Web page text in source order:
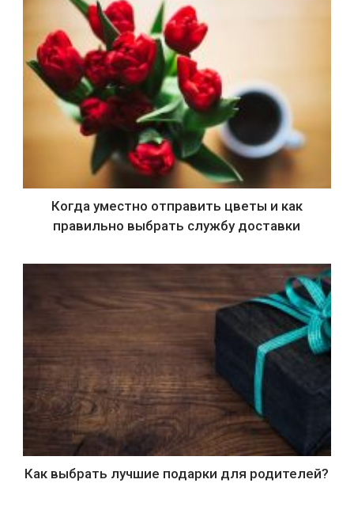
Когда уместно отправить цветы и как
правильно выбрать службу доставки
Как выбрать лучшие подарки для родителей?